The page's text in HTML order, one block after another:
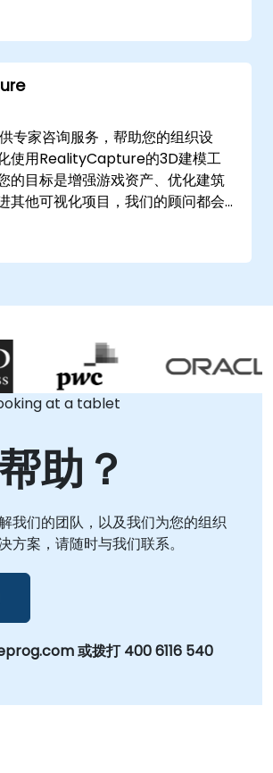
团队合作，加速Blender在项目中
其效用。 作为您专属的本地咨询合
供战略指导和实践实施支持，确保
展并与业务目标保持一致。
专家咨询服务，帮助您的组织设
使用RealityCapture的3D建模工
的目标是增强游戏资产、优化建筑
其他可视化项目，我们的顾问都会
参与模式灵活，以满足您的运营需
过交互式远程桌面环境进行的远程
，我们提供线下实时支持，我们的
在的地点或在NobleProg企业中心
进实际操作的实施和优化。
的本地咨询合作伙伴。
助？
我们的团队，以及我们为您的组织
方案，请随时与我们联系。
或拨打 400 6116 540